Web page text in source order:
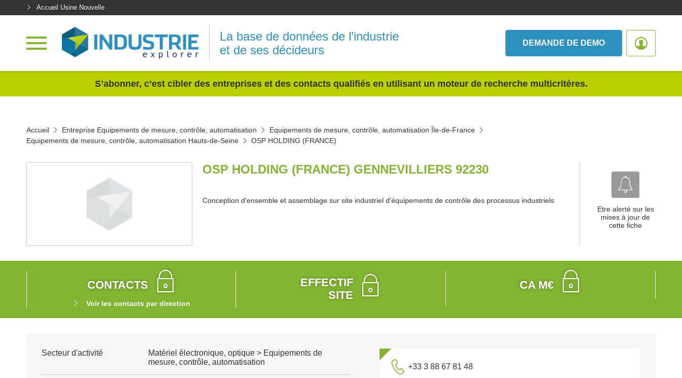
Accueil Usine Nouvelle
La base de données de l’industrie
et de ses décideurs
DEMANDE DE DEMO
S’abonner, c’est cibler des entreprises et des contacts qualifiés en utilisant un moteur de recherche multicritères.
Accueil Entreprise Equipements de mesure, contrôle, automatisation
Equipements de mesure, contrôle, automatisation Île-de-France
Equipements de mesure, contrôle, automatisation Hauts-de-Seine
OSP HOLDING (FRANCE)
OSP HOLDING (FRANCE) GENNEVILLIERS 92230
Conception d'ensemble et assemblage sur site industriel d'équipements de contrôle des processus industriels
Etre alerté sur les
mises à jour de
cette fiche
CONTACTS
Voir les contacts par direction
EFFECTIF
SITE
CA M€
Secteur d'activité
Matériel électronique, optique > Equipements de
mesure, contrôle, automatisation
+33 3 88 67 81 48